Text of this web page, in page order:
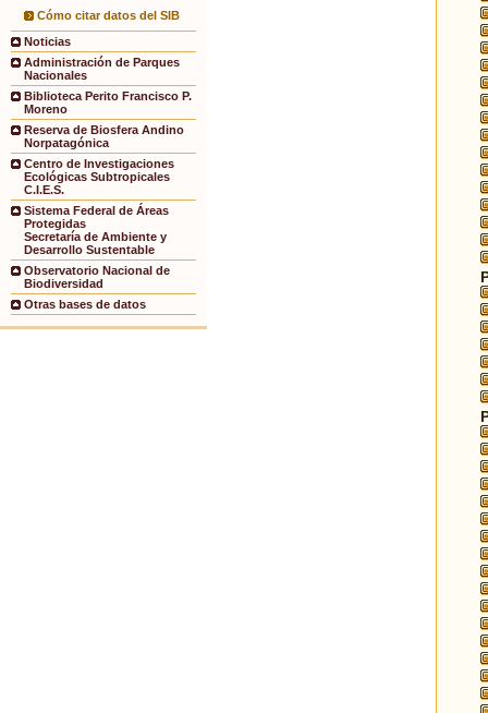
Cómo citar datos del SIB
Noticias
Administración de Parques
Nacionales
Biblioteca Perito Francisco P.
Moreno
Reserva de Biosfera Andino
Norpatagónica
Centro de Investigaciones
Ecológicas Subtropicales
C.I.E.S.
Sistema Federal de Áreas
Protegidas
Secretaría de Ambiente y
Desarrollo Sustentable
Observatorio Nacional de
Biodiversidad
Otras bases de datos